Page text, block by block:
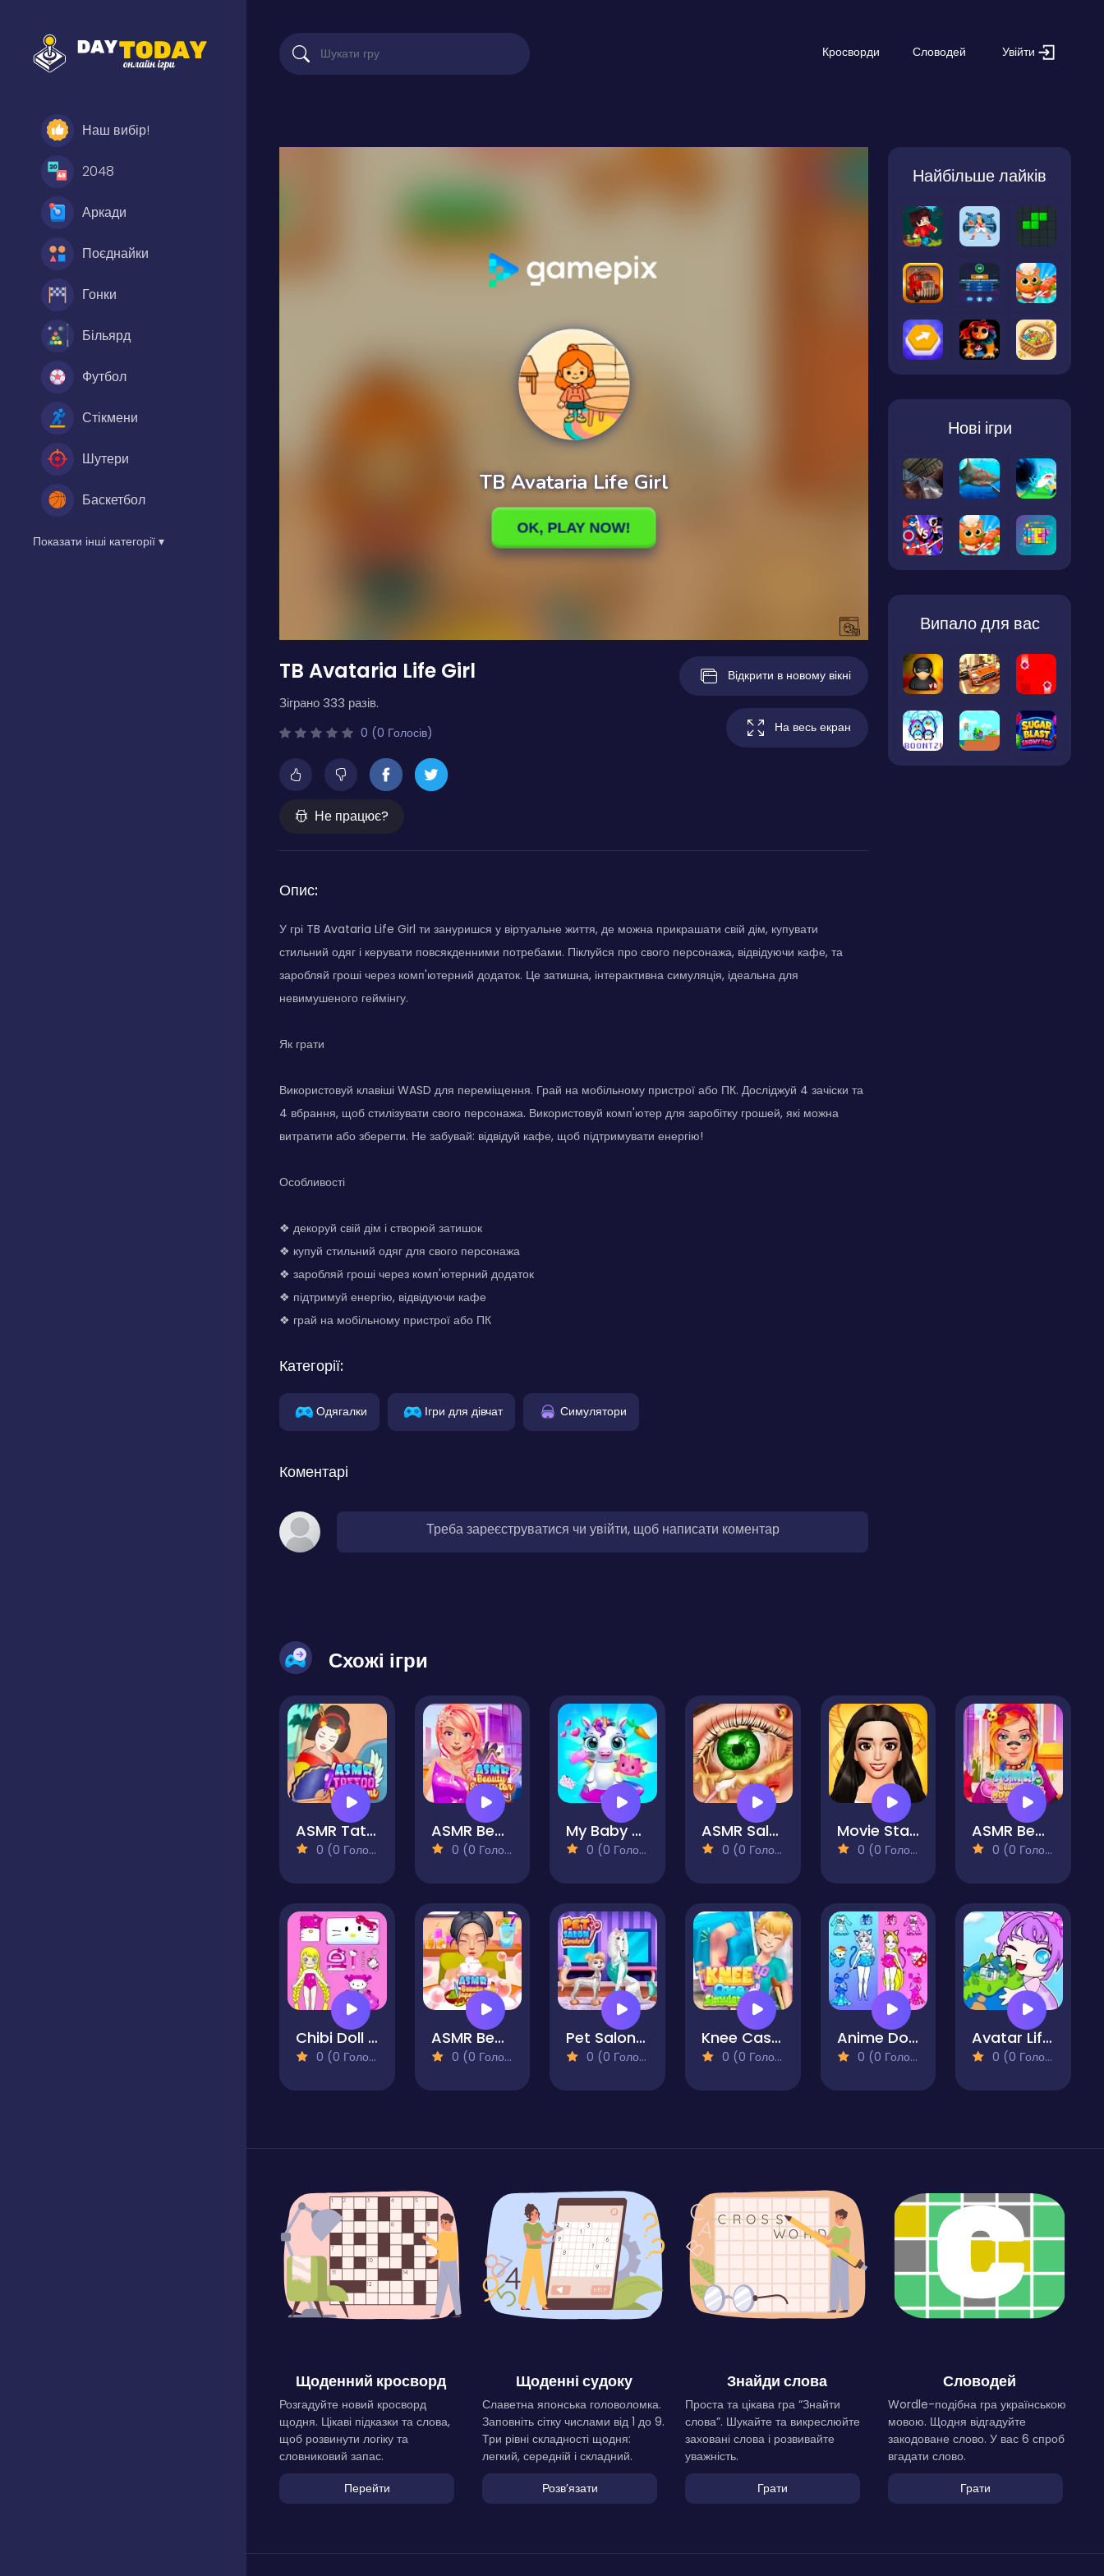
Наш вибір!
2048
Аркади
Поєднайки
Гонки
Більярд
Футбол
Стікмени
Шутери
Баскетбол
Показати інші категорії ▾
Кросворди Словодей Увійти
TB Avataria Life Girl
Зіграно 333 разів.
0 (0 Голосів)
Не працює?
Відкрити в новому вікні
На весь екран
Опис:
У грі TB Avataria Life Girl ти зануришся у віртуальне життя, де можна прикрашати свій дім, купувати
стильний одяг і керувати повсякденними потребами. Піклуйся про свого персонажа, відвідуючи кафе, та
заробляй гроші через комп'ютерний додаток. Це затишна, інтерактивна симуляція, ідеальна для
невимушеного геймінгу.
Як грати
Використовуй клавіші WASD для переміщення. Грай на мобільному пристрої або ПК. Досліджуй 4 зачіски та
4 вбрання, щоб стилізувати свого персонажа. Використовуй комп'ютер для заробітку грошей, які можна
витратити або зберегти. Не забувай: відвідуй кафе, щоб підтримувати енергію!
Особливості
❖ декоруй свій дім і створюй затишок
❖ купуй стильний одяг для свого персонажа
❖ заробляй гроші через комп'ютерний додаток
❖ підтримуй енергію, відвідуючи кафе
❖ грай на мобільному пристрої або ПК
Категорії:
Одягалки Ігри для дівчат Симулятори
Коментарі
Треба зареєструватися чи увійти, щоб написати коментар
Найбільше лайків
Нові ігри
Випало для вас
Схожі ігри
ASMR Tattoo Treatment
0 (0 Голосів)
ASMR Beauty Superstar
0 (0 Голосів)
My Baby Unicorn - Pony Care
0 (0 Голосів)
ASMR Salon Makeover
0 (0 Голосів)
Movie Star Daily Routine
0 (0 Голосів)
ASMR Beauty Homeless
0 (0 Голосів)
Chibi Doll Dress Up Makeover
0 (0 Голосів)
ASMR Beauty Japanese Spa
0 (0 Голосів)
Pet Salon Simulator
0 (0 Голосів)
Knee Case Simulator
0 (0 Голосів)
Anime Dolls Dress Up Games
0 (0 Голосів)
Avatar Life My Town
0 (0 Голосів)
Щоденний кросворд
Розгадуйте новий кросворд
щодня. Цікаві підказки та слова,
щоб розвинути логіку та
словниковий запас.
Перейти
Щоденні судоку
Славетна японська головоломка.
Заповніть сітку числами від 1 до 9.
Три рівні складності щодня:
легкий, середній і складний.
Розвʼязати
Знайди слова
Проста та цікава гра “Знайти
слова”. Шукайте та викреслюйте
заховані слова і розвивайте
уважність.
Грати
Словодей
Wordle-подібна гра українською
мовою. Щодня відгадуйте
закодоване слово. У вас 6 спроб
вгадати слово.
Грати